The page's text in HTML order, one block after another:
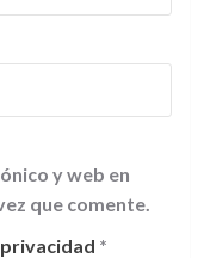
y web en
que comente.
*